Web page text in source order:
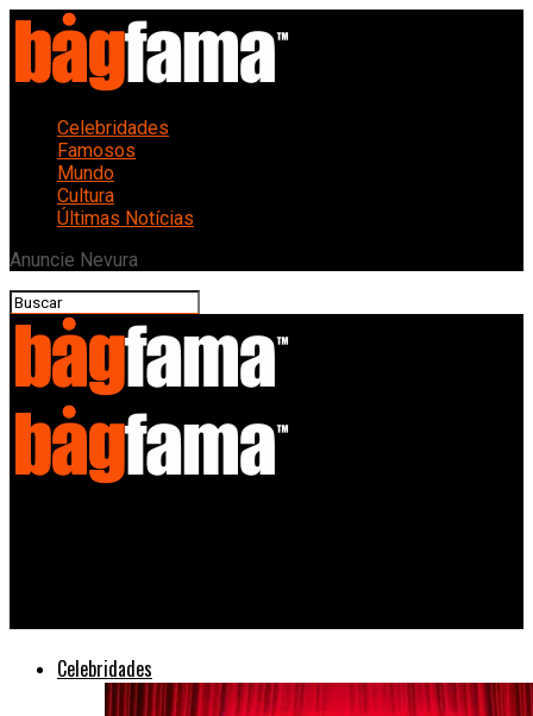
Celebridades
Famosos
Mundo
Cultura
Últimas Notícias
Anuncie Nevura
Celebridades